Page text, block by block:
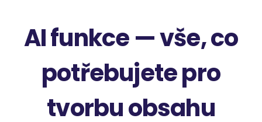
AI funkce — vše, co
potřebujete pro
tvorbu obsahu